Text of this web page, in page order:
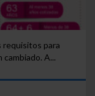
requisitos para
A...